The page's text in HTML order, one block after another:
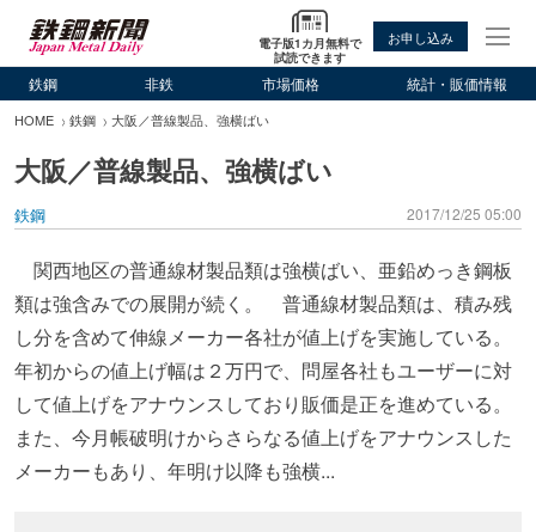
電子版1カ月無料で
試読できます
お申し込み
鉄鋼 非鉄 市場価格 統計・販価情報
HOME 鉄鋼 大阪／普線製品、強横ばい
大阪／普線製品、強横ばい
鉄鋼 2017/12/25 05:00
関西地区の普通線材製品類は強横ばい、亜鉛めっき鋼板
類は強含みでの展開が続く。 普通線材製品類は、積み残
し分を含めて伸線メーカー各社が値上げを実施している。
年初からの値上げ幅は２万円で、問屋各社もユーザーに対
して値上げをアナウンスしており販価是正を進めている。
また、今月帳破明けからさらなる値上げをアナウンスした
メーカーもあり、年明け以降も強横...